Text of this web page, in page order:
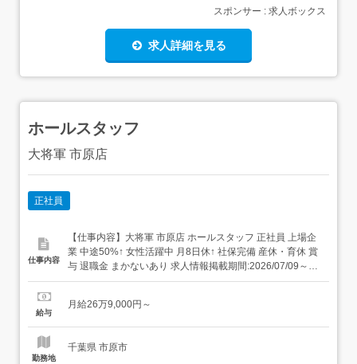
スポンサー : 求人ボックス
求人詳細を見る
ホールスタッフ
大将軍 市原店
正社員
仕事内容
【仕事内容】大将軍 市原店 ホールスタッフ 正社員 上場企
業 中途50%↑ 女性活躍中 月8日休↑ 社保完備 産休・育休 賞
与 退職金 まかないあり 求人情報掲載期間:2026/07/09～
2026/08/13 求人情報 店舗の特徴 東証プライム・名証プレ
房線「八幡宿駅」より徒歩10分...
給与
月給26万9,000円～
勤務地
千葉県 市原市